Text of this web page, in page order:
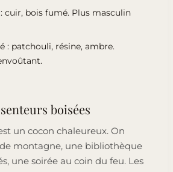
cuir, bois fumé. Plus masculin
: patchouli, résine, ambre.
boisées
un cocon chaleureux. On
montagne, une bibliothèque
une soirée au coin du feu. Les